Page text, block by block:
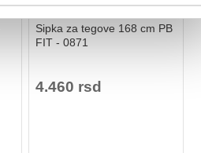
★★★★★
Sipka za tegove 168 cm PB
FIT - 0871
4.460 rsd